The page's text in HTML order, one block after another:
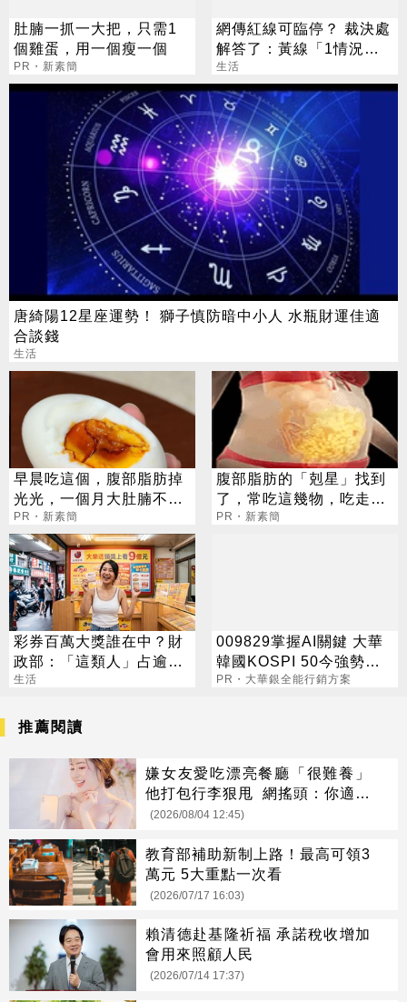
肚腩一抓一大把，只需1
個雞蛋，用一個瘦一個
PR・新素簡
網傳紅線可臨停？ 裁決處
解答了：黃線「1情況」
也算違規
生活
唐綺陽12星座運勢！ 獅子慎防暗中小人 水瓶財運佳適
合談錢
生活
早晨吃這個，腹部脂肪掉
光光，一個月大肚腩不見
了
PR・新素簡
腹部脂肪的「剋星」找到
了，常吃這幾物，吃走大
肚囊，瘦出小蠻腰
PR・新素簡
彩券百萬大獎誰在中？財
政部：「這類人」占逾6
成
生活
009829掌握AI關鍵 大華
韓國KOSPI 50今強勢開
募
PR・大華銀全能行銷方案
推薦閱讀
嫌女友愛吃漂亮餐廳「很難養」
他打包行李狠甩 網搖頭：你適合
單身
(2026/08/04 12:45)
教育部補助新制上路！最高可領3
萬元 5大重點一次看
(2026/07/17 16:03)
賴清德赴基隆祈福 承諾稅收增加
會用來照顧人民
(2026/07/14 17:37)